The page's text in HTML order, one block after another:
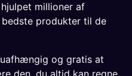
hjulpet millioner af
produkter til de
og gratis at